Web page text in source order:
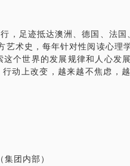
，足迹抵达澳洲、德国、法国
艺术史，每年针对性阅读心理
个世界的发展规律和人心发
动上改变，越来越不焦虑，
团内部）